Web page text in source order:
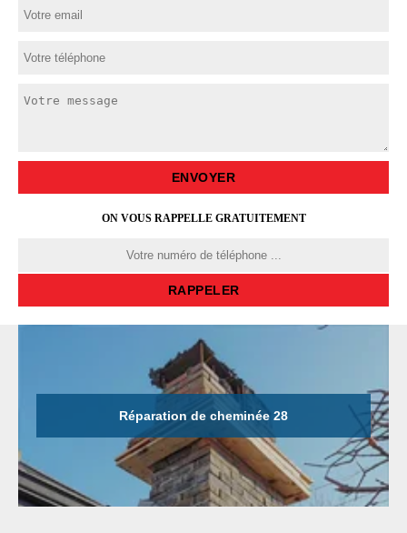
ON VOUS RAPPELLE GRATUITEMENT
Réparation de cheminée 28